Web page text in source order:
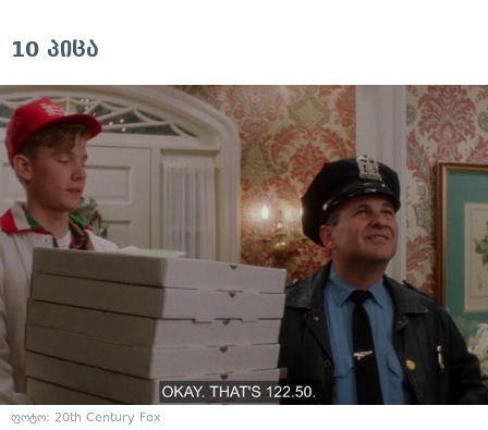
10 პიცა
ფოტო: 20th Century Fox